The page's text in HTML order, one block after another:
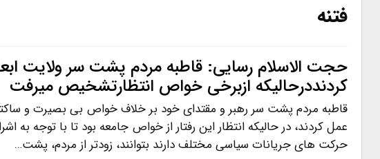
فتنه
حجت الاسلام رسایی: قاطبه مردم پشت سر ولایت
کردنددرحالیکه ازبرخی خواص انتظارتشخیص میرفت
قاطبه مردم پشت سر رهبر و مقتدای خود بر خلاف خواص بی بصیرت و
عمل کردند، در حالیکه انتظار این رفتار از خواص جامعه بود تا با توجه به
حرکت های جریانات سیاسی مختلف دارند بتوانند، زودتر از مردم، پشت…